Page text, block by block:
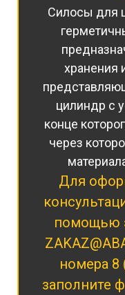
Силосы для
хранения
цилиндр с
конце
через
Для
помощью
номера 8
заполните